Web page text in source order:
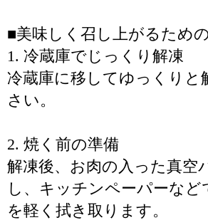
■美味しく召し上がるため
1. 冷蔵庫でじっくり解凍
冷蔵庫に移してゆっくりと
さい。
2. 焼く前の準備
解凍後、お肉の入った真空
し、キッチンペーパーなど
を軽く拭き取ります。